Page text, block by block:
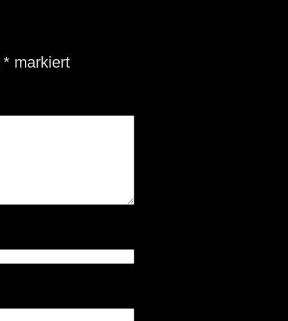
* markiert